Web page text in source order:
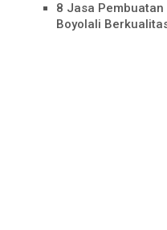
8 Jasa
Boyolali